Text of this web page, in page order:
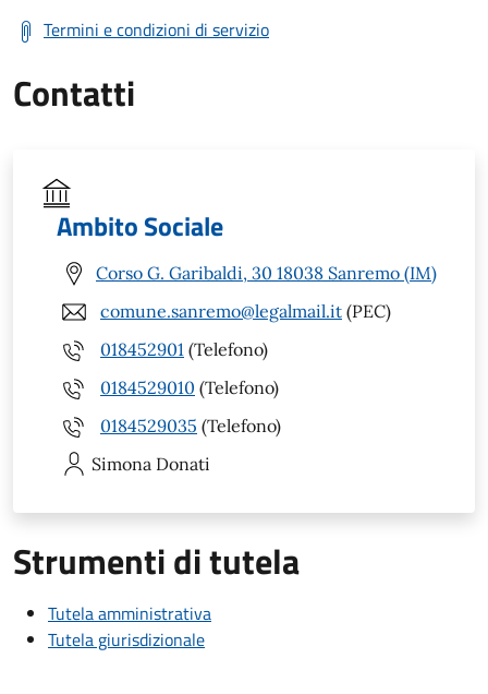
Termini e condizioni di servizio
Contatti
Ambito Sociale
Corso G. Garibaldi, 30 18038 Sanremo (IM)
comune.sanremo@legalmail.it (PEC)
018452901 (Telefono)
0184529010 (Telefono)
0184529035 (Telefono)
Simona Donati
Strumenti di tutela
Tutela amministrativa
Tutela giurisdizionale